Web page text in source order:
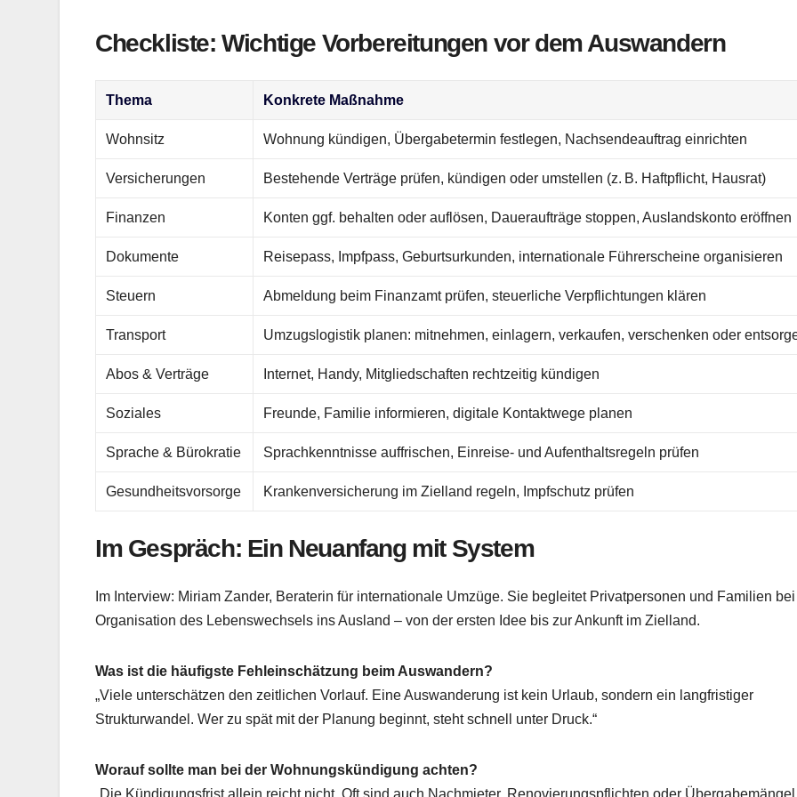
Checkliste: Wichtige Vorbereitungen vor dem Auswandern
Thema Konkrete Maßnahme
Wohnsitz Wohnung kündigen, Übergabetermin festlegen, Nachsendeauftrag einrichten
Versicherungen Bestehende Verträge prüfen, kündigen oder umstellen (z. B. Haftpflicht, Hausrat)
Finanzen Konten ggf. behalten oder auflösen, Daueraufträge stoppen, Auslandskonto eröffnen
Dokumente Reisepass, Impfpass, Geburtsurkunden, internationale Führerscheine organisieren
Steuern Abmeldung beim Finanzamt prüfen, steuerliche Verpflichtungen klären
Transport Umzugslogistik planen: mitnehmen, einlagern, verkaufen, verschenken oder
Abos & Verträge Internet, Handy, Mitgliedschaften rechtzeitig kündigen
Soziales Freunde, Familie informieren, digitale Kontaktwege planen
Sprache & Bürokratie Sprachkenntnisse auffrischen, Einreise- und Aufenthaltsregeln prüfen
Gesundheitsvorsorge Krankenversicherung im Zielland regeln, Impfschutz prüfen
Im Gespräch: Ein Neuanfang mit System
Im Interview: Miriam Zander, Beraterin für internationale Umzüge. Sie begleitet Privatpersonen und Familien
Organisation des Lebenswechsels ins Ausland – von der ersten Idee bis zur Ankunft im Zielland.
Was ist die häufigste Fehleinschätzung beim Auswandern?
„Viele unterschätzen den zeitlichen Vorlauf. Eine Auswanderung ist kein Urlaub, sondern ein langfristiger
Strukturwandel. Wer zu spät mit der Planung beginnt, steht schnell unter Druck.“
Worauf sollte man bei der Wohnungskündigung achten?
„Die Kündigungsfrist allein reicht nicht. Oft sind auch Nachmieter, Renovierungspflichten oder Übergabemängel